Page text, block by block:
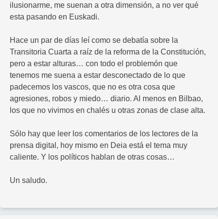
ilusionarme, me suenan a otra dimensión, a no ver qué
esta pasando en Euskadi.
Hace un par de días leí como se debatía sobre la
Transitoria Cuarta a raíz de la reforma de la Constitución,
pero a estar alturas… con todo el problemón que
tenemos me suena a estar desconectado de lo que
padecemos los vascos, que no es otra cosa que
agresiones, robos y miedo… diario. Al menos en Bilbao,
los que no vivimos en chalés u otras zonas de clase alta.
Sólo hay que leer los comentarios de los lectores de la
prensa digital, hoy mismo en Deia está el tema muy
caliente. Y los políticos hablan de otras cosas…
Un saludo.